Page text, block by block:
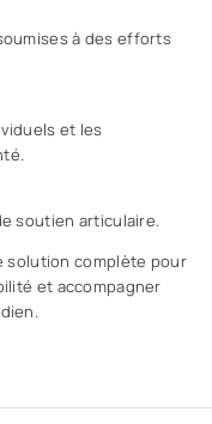
à des efforts
et les
soutien articulaire.
solution complète pour
et accompagner